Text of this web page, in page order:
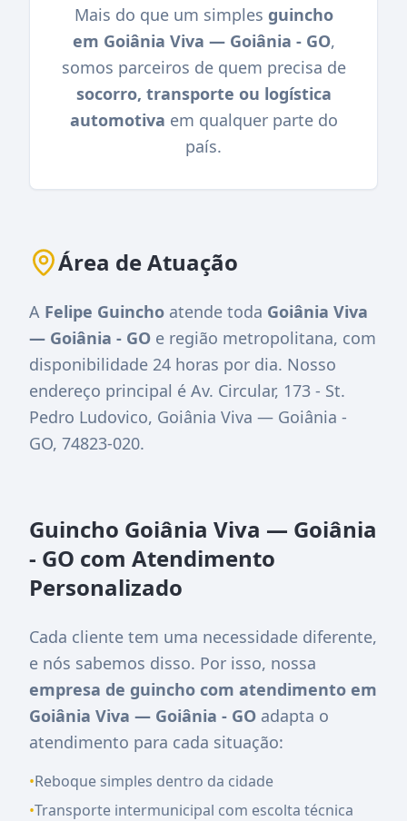
Mais do que um simples guincho
em Goiânia Viva — Goiânia - GO,
somos parceiros de quem precisa de
socorro, transporte ou logística
automotiva em qualquer parte do
país.
Área de Atuação
A Felipe Guincho atende toda Goiânia Viva
— Goiânia - GO e região metropolitana, com
disponibilidade 24 horas por dia. Nosso
endereço principal é Av. Circular, 173 - St.
Pedro Ludovico, Goiânia Viva — Goiânia -
GO, 74823-020.
Guincho Goiânia Viva — Goiânia
- GO com Atendimento
Personalizado
Cada cliente tem uma necessidade diferente,
e nós sabemos disso. Por isso, nossa
empresa de guincho com atendimento em
Goiânia Viva — Goiânia - GO adapta o
atendimento para cada situação:
•Reboque simples dentro da cidade
•Transporte intermunicipal com escolta técnica